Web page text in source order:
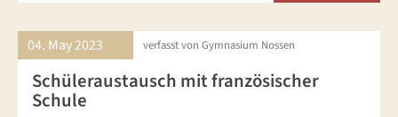
04. May2023 verfasst von Gymnasium Nossen
Schüleraustausch mit französischer
Schule